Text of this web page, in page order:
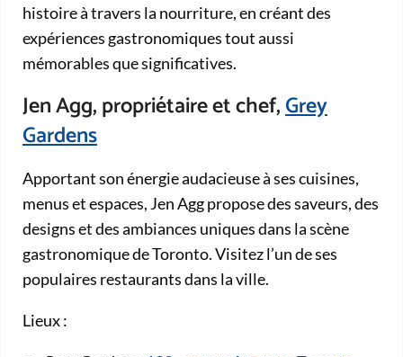
histoire à travers la nourriture, en créant des
expériences gastronomiques tout aussi
mémorables que significatives.
Jen Agg, propriétaire et chef,Grey
Gardens
Apportant son énergie audacieuse à ses cuisines,
menus et espaces, Jen Agg propose des saveurs, des
designs et des ambiances uniques dans la scène
gastronomique de Toronto. Visitez l’un de ses
populaires restaurants dans la ville.
Lieux :